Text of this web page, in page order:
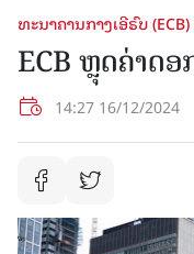
ທະນາຄານກາງເອີຣົບ
ECB ຫຼຸດຄ່າດ
14:27 16/12/2024